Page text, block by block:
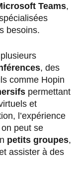
Teams,
besoins.
, des
comme Hopin
permettant
et
l’expérience
peut se
petits groupes,
assister à des